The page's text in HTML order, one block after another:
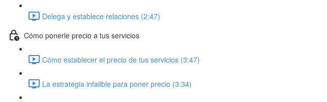
Delega y establece relaciones (2:47)
Cómo ponerle precio a tus servicios
Cómo establecer el precio de tus servicios (3:47)
La estrategia infalible para poner precio (3:34)